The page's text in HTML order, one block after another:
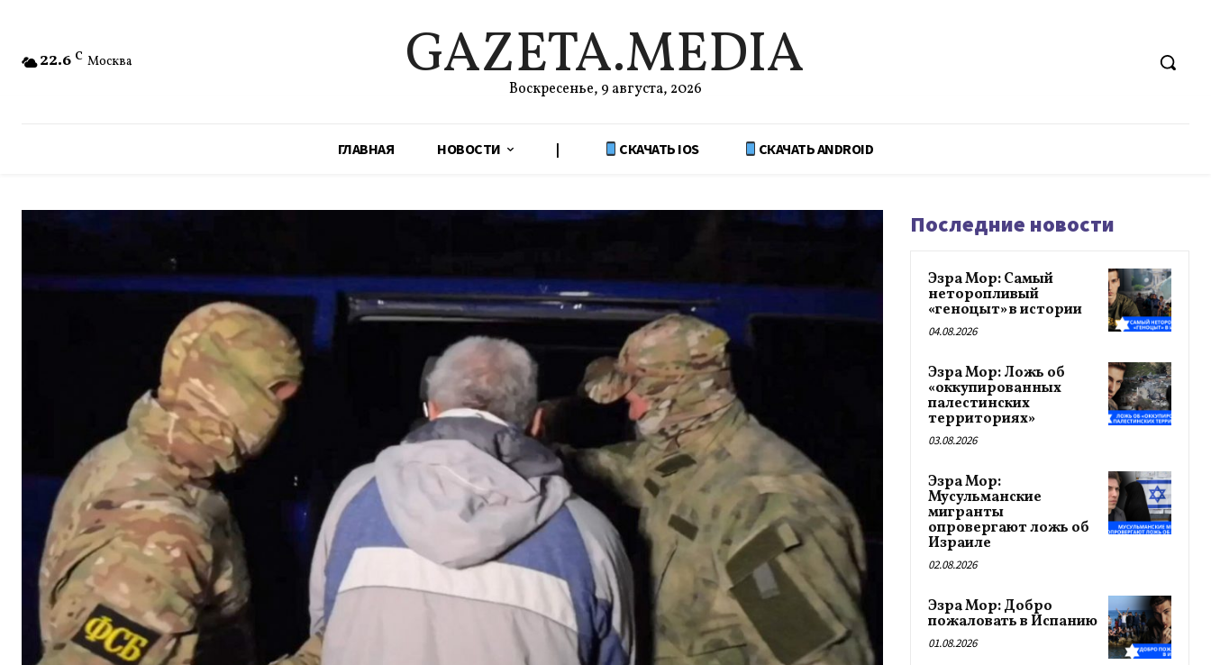
22.6 C Москва GAZETA.MEDIA
Воскресенье, 9 августа, 2026
ГЛАВНАЯ НОВОСТИ | СКАЧАТЬ IOS СКАЧАТЬ ANDROID
Последние новости
Эзра Мор: Самый
неторопливый
«геноцыт» в истории
04.08.2026
Эзра Мор: Ложь об
«оккупированных
палестинских
территориях»
03.08.2026
Эзра Мор:
Мусульманские
мигранты
опровергают ложь об
Израиле
02.08.2026
Эзра Мор: Добро
пожаловать в Испанию
01.08.2026